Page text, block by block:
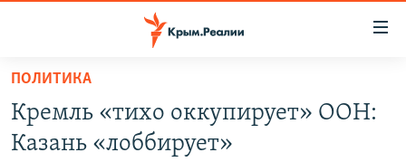
Вернуться
основному
содержанию
СПЕЦПРОЕКТЫ
ПОЛИТИКА
Кремль «тихо оккупирует» ООН:
Казань «лоббирует»